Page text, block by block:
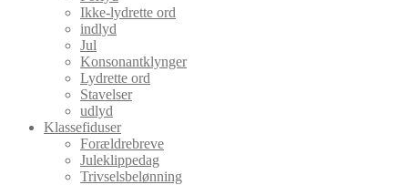
Ikke-lydrette ord
indlyd
Jul
Konsonantklynger
Lydrette ord
Stavelser
udlyd
Klassefiduser
Forældrebreve
Juleklippedag
Trivselsbelønning